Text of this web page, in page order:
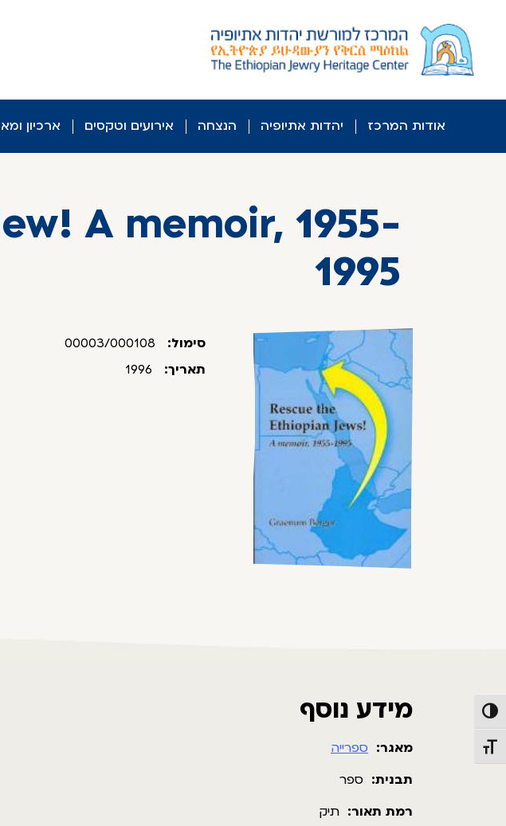
הפעל/כבה ניגודיות גבוהה
מתג גודל גופן
אודות המרכז יהדות אתיופיה הנצחה אירועים וטקסים ארכיון
A memoir, 1955-
1995
סימול:
תאריך:
מידע נוסף
מאגר: ספרייה
תבנית: ספר
רמת תאור: תיק